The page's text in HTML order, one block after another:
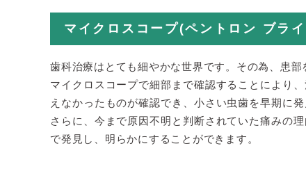
マイクロスコープ(ペントロン ブラ
歯科治療はとても細やかな世界です。その為、患
マイクロスコープで細部まで確認することにより
えなかったものが確認でき、小さい虫歯を早期に
さらに、今まで原因不明と判断されていた痛みの
で発見し、明らかにすることができます。